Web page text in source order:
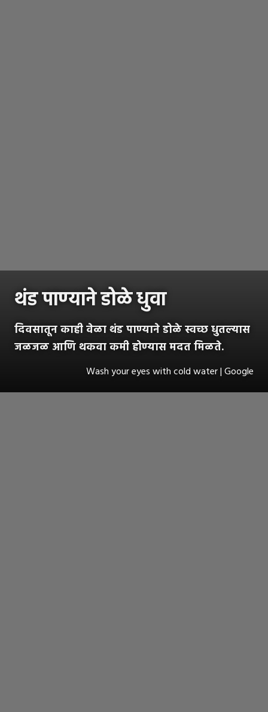
थंड पाण्याने डोळे धुवा
दिवसातून काही वेळा थंड पाण्याने डोळे स्वच्छ धुतल्यास
जळजळ आणि थकवा कमी होण्यास मदत मिळते.
Wash your eyes with cold water | Google